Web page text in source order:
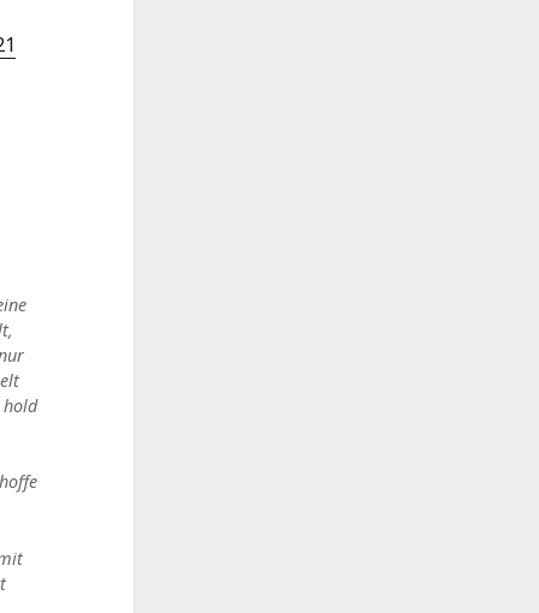
hold